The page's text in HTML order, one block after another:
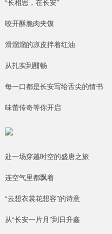
“长相思，在长安”
咬开酥脆肉夹馍
滑溜溜的凉皮拌着红油
从扎实到酣畅
每一口都是长安写给舌尖的情书
味蕾传奇等你开启
赴一场穿越时空的盛唐之旅
连空气里都飘着
“云想衣裳花想容”的诗意
从“长安一片月”到日升鑫